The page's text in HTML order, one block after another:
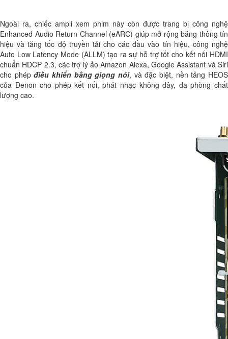
Ngoài ra, chiếc ampli xem phim này còn được trang bị công nghệ
Enhanced Audio Return Channel (eARC) giúp mở rộng băng thông tín
hiệu và tăng tốc độ truyền tải cho các đầu vào tín hiệu, công nghệ
Auto Low Latency Mode (ALLM) tạo ra sự hỗ trợ tốt cho kết nối HDMI
chuẩn HDCP 2.3, các trợ lý ảo Amazon Alexa, Google Assistant và Siri
cho phépđiều khiển bằng giọng nói, và đặc biệt, nền tảng HEOS
của Denon cho phép kết nối, phát nhạc không dây, đa phòng chất
lượng cao.